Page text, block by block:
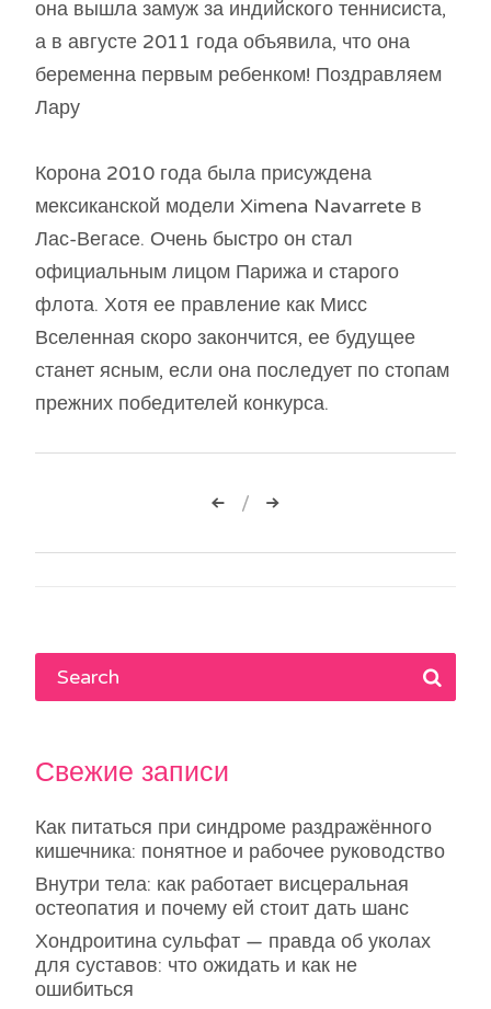
она вышла замуж за индийского теннисиста,
а в августе 2011 года объявила, что она
беременна первым ребенком! Поздравляем
Лару
Корона 2010 года была присуждена
мексиканской модели Ximena Navarrete в
Лас-Вегасе. Очень быстро он стал
официальным лицом Парижа и старого
флота. Хотя ее правление как Мисс
Вселенная скоро закончится, ее будущее
станет ясным, если она последует по стопам
прежних победителей конкурса.
Навигация
по
Свежие записи
Как питаться при синдроме раздражённого
кишечника: понятное и рабочее руководство
Внутри тела: как работает висцеральная
остеопатия и почему ей стоит дать шанс
Хондроитина сульфат — правда об уколах
для суставов: что ожидать и как не
ошибиться